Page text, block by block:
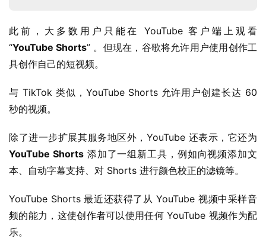
i
n
1
W
n
1
0
P
C
软
此前，大多数用户只能在 YouTube 客户端上观看
“YouTube Shorts” 。但现在，谷歌将允许用户使用创作工
具创作自己的短视频。
与 TikTok 类似，YouTube Shorts 允许用户创建长达 60
秒的视频。
YouTube Shorts 添加了一组新工具，例如向视频添加文
本、自动字幕支持、对 Shorts 进行颜色校正的滤镜等。
YouTube Shorts 最近还获得了从 YouTube 视频中采样音
频的能力，这使创作者可以使用任何 YouTube 视频作为配
乐。